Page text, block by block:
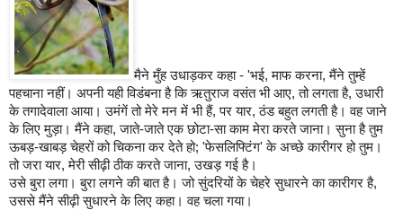
मैने मुँह उधाड़कर कहा- 'भई,माफ करना,मैंने तुम्हें
पहचाना नहीं। अपनी यही विडंबना है कि ऋतुराज वसंत भी आए,तो लगता है,उधारी
के तगादेवाला आया। उमंगें तो मेरे मन में भी हैं,पर यार,ठंड बहुत लगती है। वह जाने
के लिए मुड़ा। मैंने कहा,जाते-जाते एक छोटा-सा काम मेरा करते जाना। सुना है तुम
ऊबड़-खाबड़ चेहरों को चिकना कर देते हो; 'फेसलिफ्टिंग'के अच्छे कारीगर हो तुम।
तो जरा यार,मेरी सीढ़ी ठीक करते जाना,उखड़ गई है।
उसे बुरा लगा। बुरा लगने की बात है। जो सुंदरियों के चेहरे सुधारने का कारीगर है,
उससे मैंने सीढ़ी सुधारने के लिए कहा। वह चला गया।